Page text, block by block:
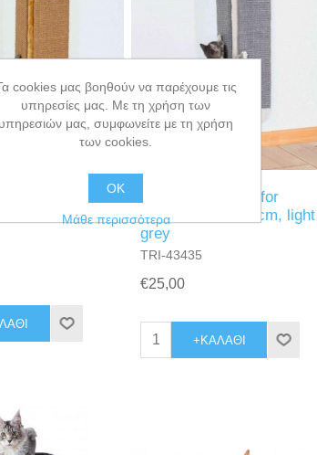
for
60 cm, brown
Scratching board for
corners, 32 × 60 cm, light
grey
TRI-43435
€25,00
+ΚΑΛΆΘΙ
cookies μας βοηθούν να παρέχουμε τις
υπηρεσίες μας. Με τη χρήση των
υπηρεσιών μας, συμφωνείτε με τη χρήση
των cookies.
ΟΚ
Μάθε περισσότερα